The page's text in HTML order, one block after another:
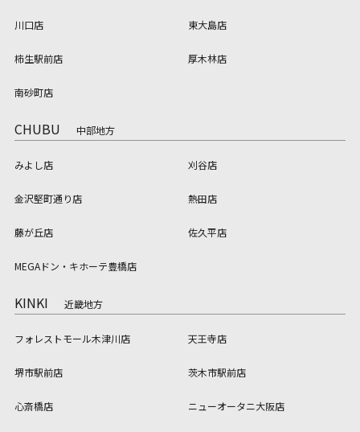
川口店 東大島店
柿生駅前店 厚木林店
南砂町店
CHUBU 中部地方
みよし店 刈谷店
金沢堅町通り店 熱田店
藤が丘店 佐久平店
MEGAドン・キホーテ豊橋店
KINKI 近畿地方
フォレストモール木津川店 天王寺店
堺市駅前店 茨木市駅前店
心斎橋店 ニューオータニ大阪店